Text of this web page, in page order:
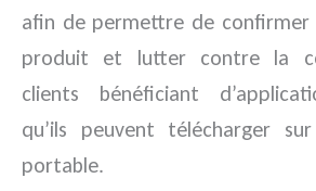
afin de permettre de confirmer
produit et lutter contre la
clients bénéficiant
qu’ils peuvent télécharger
portable.